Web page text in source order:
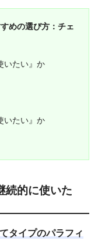
めの選び方：チェ
いたい』か
いたい』か
続的に使いた
タイプのパラフィ